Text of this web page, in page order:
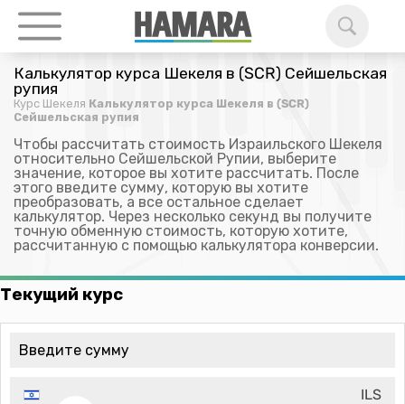
Калькулятор курса Шекеля в (SCR) Сейшельская
рупия
Курс Шекеля Калькулятор курса Шекеля в (SCR)
Сейшельская рупия
Чтобы рассчитать стоимость Израильского Шекеля
относительно Сейшельской Рупии, выберите
значение, которое вы хотите рассчитать. После
этого введите сумму, которую вы хотите
преобразовать, а все остальное сделает
калькулятор. Через несколько секунд вы получите
точную обменную стоимость, которую хотите,
рассчитанную с помощью калькулятора конверсии.
Текущий курс
ILS